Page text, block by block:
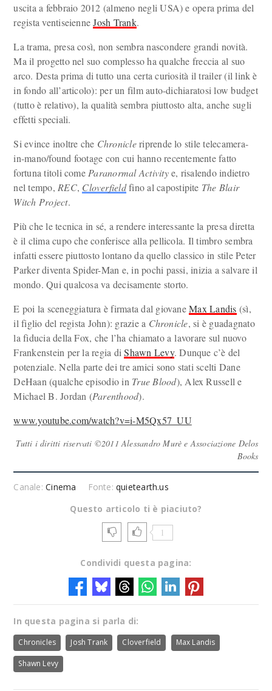
uscita a febbraio 2012 (almeno negli USA) e opera prima del
regista ventiseienneJosh Trank.
La trama, presa così, non sembra nascondere grandi novità.
Ma il progetto nel suo complesso ha qualche freccia al suo
arco. Desta prima di tutto una certa curiosità il trailer (il link è
in fondo all’articolo): per un film auto-dichiaratosi low budget
(tutto è relativo), la qualità sembra piuttosto alta, anche sugli
effetti speciali.
Si evince inoltre che Chronicleriprende lo stile telecamera-
in-mano/found footage con cui hanno recentemente fatto
fortuna titoli come Paranormal Activitye, risalendo indietro
nel tempo, REC, Cloverfieldfino al capostipite The Blair
Witch Project.
Più che le tecnica in sé, a rendere interessante la presa diretta
è il clima cupo che conferisce alla pellicola. Il timbro sembra
infatti essere piuttosto lontano da quello classico in stile Peter
Parker diventa Spider-Man e, in pochi passi, inizia a salvare il
mondo. Qui qualcosa va decisamente storto.
E poi la sceneggiatura è firmata dal giovaneMax Landis (sì,
il figlio del regista John): grazie a Chronicle, si è guadagnato
la fiducia della Fox, che l’ha chiamato a lavorare sul nuovo
Frankenstein per la regia diShawn Levy. Dunque c’è del
potenziale. Nella parte dei tre amici sono stati scelti Dane
DeHaan (qualche episodio in True Blood), Alex Russell e
Michael B. Jordan (Parenthood).
www.youtube.com/watch?v=i-M5Qx57_UU
Tutti i diritti riservati ©2011 Alessandro Murè e Associazione Delos
Books
Canale:Cinema Fonte:quietearth.us
Questo articolo ti è piaciuto?
1
Condividi questa pagina:
In questa pagina si parla di:
Chronicles Josh Trank Cloverfield Max Landis
Shawn Levy